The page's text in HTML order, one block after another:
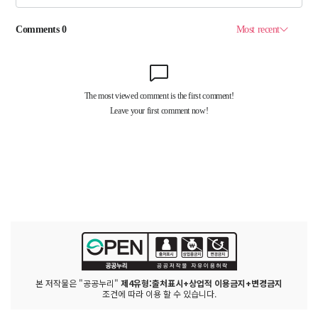
본 저작물은 "공공누리" 제4유형:출처표시+상업적 이용금지+변경금지
조건에 따라 이용 할 수 있습니다.